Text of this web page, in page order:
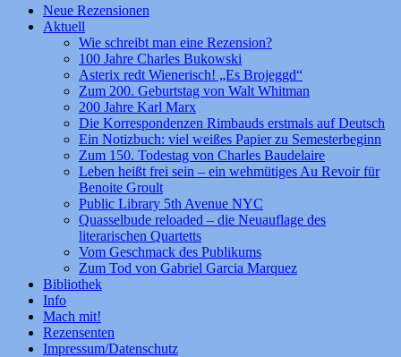
Zum
Inhalt
Neue Rezensionen
Aktuell
Wie schreibt man eine Rezension?
100 Jahre Charles Bukowski
Asterix redt Wienerisch! „Es Brojeggd“
Zum 200. Geburtstag von Walt Whitman
200 Jahre Karl Marx
Die Korrespondenzen Rimbauds erstmals auf Deutsch
Ein Notizbuch: viel weißes Papier zu Semesterbeginn
Zum 150. Todestag von Charles Baudelaire
Leben heißt frei sein – ein wehmütiges Au Revoir für
Benoite Groult
Public Library 5th Avenue NYC
Quasselbude reloaded – die Neuauflage des
literarischen Quartetts
Vom Geschmack des Publikums
Zum Tod von Gabriel Garcia Marquez
Bibliothek
Info
Mach mit!
Rezensenten
Impressum/Datenschutz